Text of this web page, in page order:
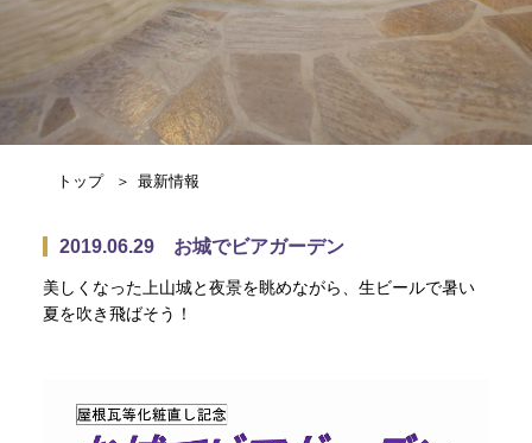
トップ 最新情報
2019.06.29 お城でビアガーデン
美しくなった上山城と夜景を眺めながら、生ビールで暑い
夏を吹き飛ばそう！